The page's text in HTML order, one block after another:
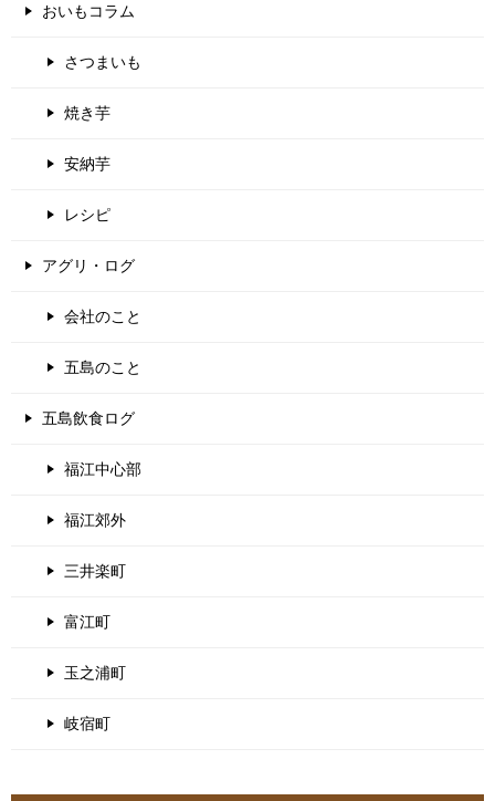
おいもコラム
さつまいも
焼き芋
安納芋
レシピ
アグリ・ログ
会社のこと
五島のこと
五島飲食ログ
福江中心部
福江郊外
三井楽町
富江町
玉之浦町
岐宿町